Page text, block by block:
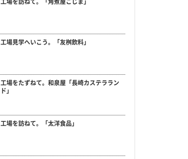
工場見学へいこう。「友桝飲料」
工場をたずねて。和泉屋「長崎カステララン
ド」
工場を訪ねて。「太洋食品」